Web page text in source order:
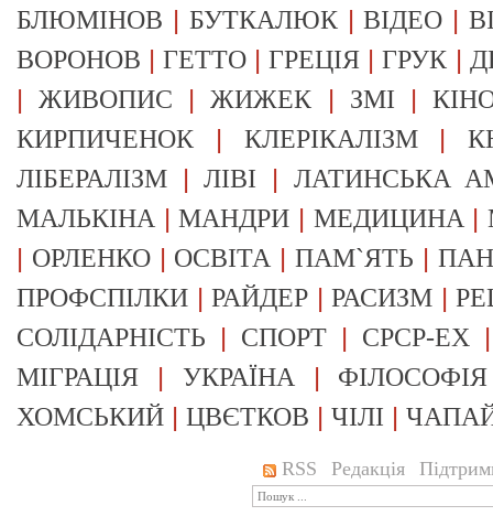
БЛЮМІНОВ | БУТКАЛЮК|ВІДЕО |
ВОРОНОВ |ГЕТТО |ГРЕЦІЯ |ГРУК |
|ЖИВОПИС |ЖИЖЕК | ЗМІ |
КИРПИЧЕНОК | КЛЕРІКАЛІЗМ|
ЛІБЕРАЛІЗМ |ЛІВІ | ЛАТИНСЬКА
МАЛЬКІНА |МАНДРИ | МЕДИЦИНА |
| ОРЛЕНКО| ОСВІТА |ПАМ`ЯТЬ |
ПРОФСПІЛКИ |РАЙДЕР |РАСИЗМ |
СОЛІДАРНІСТЬ | СПОРТ | СРСР-EX
МІГРАЦІЯ | УКРАЇНА | ФІЛОСОФІЯ
ХОМСЬКИЙ | ЦВЄТКОВ | ЧІЛІ |
RSS Редакція